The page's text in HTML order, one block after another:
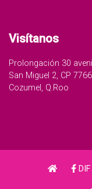
Visítanos
Prolongación 30
San Miguel 2, CP
Cozumel, Q.Roo
DIF